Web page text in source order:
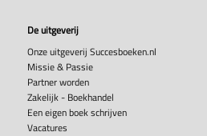
De uitgeverij
Onze uitgeverij Succesboeken.nl
Missie & Passie
Partner worden
Zakelijk - Boekhandel
Een eigen boek schrijven
Vacatures